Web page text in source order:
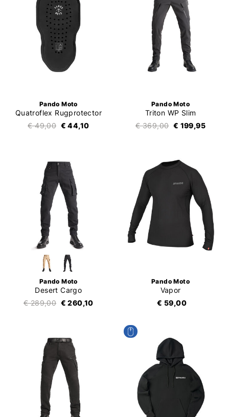
Pando Moto
Quatroflex Rugprotector
€ 49,00 € 44,10
Pando Moto
Triton WP Slim
€ 369,00 € 199,95
Pando Moto
Desert Cargo
€ 289,00 € 260,10
Pando Moto
Vapor
€ 59,00